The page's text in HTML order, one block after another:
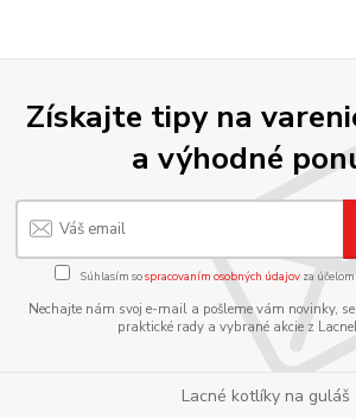
Získajte tipy na
a výhodné
Súhlasím sospracovaním osobných údajov za
Nechajte nám svoj e-mail a pošleme vám novinky,
praktické rady a vybrané akcie z
Lacné kotlíky na guláš